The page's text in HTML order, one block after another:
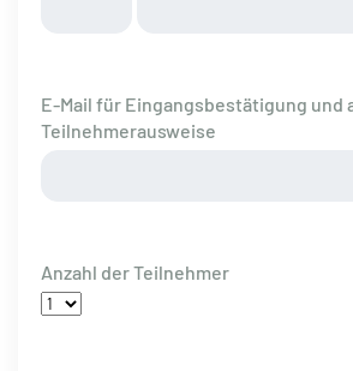
E-Mail für Eingangsbestätigung und
Teilnehmerausweise
Anzahl der Teilnehmer